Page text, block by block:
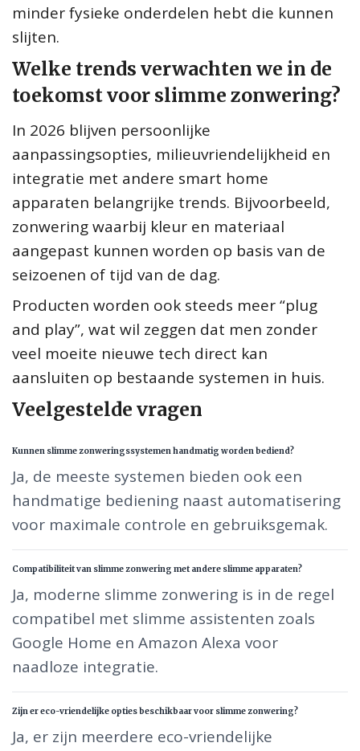
minder fysieke onderdelen hebt die kunnen
slijten.
Welke trends verwachten we in de
toekomst voor slimme zonwering?
In 2026 blijven persoonlijke
aanpassingsopties, milieuvriendelijkheid en
integratie met andere smart home
apparaten belangrijke trends. Bijvoorbeeld,
zonwering waarbij kleur en materiaal
aangepast kunnen worden op basis van de
seizoenen of tijd van de dag.
Producten worden ook steeds meer “plug
and play”, wat wil zeggen dat men zonder
veel moeite nieuwe tech direct kan
aansluiten op bestaande systemen in huis.
Veelgestelde vragen
Kunnen slimme zonweringssystemen handmatig worden bediend?
Ja, de meeste systemen bieden ook een
handmatige bediening naast automatisering
voor maximale controle en gebruiksgemak.
Compatibiliteit van slimme zonwering met andere slimme apparaten?
Ja, moderne slimme zonwering is in de regel
compatibel met slimme assistenten zoals
Google Home en Amazon Alexa voor
naadloze integratie.
Zijn er eco-vriendelijke opties beschikbaar voor slimme zonwering?
Ja, er zijn meerdere eco-vriendelijke